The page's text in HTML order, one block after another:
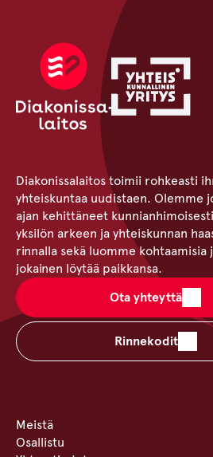
Diakonissalaitos toimii rohkeasti
yhteiskuntaa uudistaen. Olemme
ajan kehittäneet
yksilön arkeen ja yhteiskunnan
rinnalla sekä luomme kohtaamisia
jokainen löytää paikkansa.
Ota yhteyttä
Rinnekodit
Meistä
Osallistu